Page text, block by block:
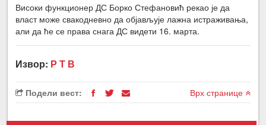
Високи функционер ДС Борко Стефановић рекао је да
власт може свакодневно да објављује лажна истраживања,
али да ће се права снага ДС видети 16. марта.
Извор: Р Т В
Подели вест: Врх странице